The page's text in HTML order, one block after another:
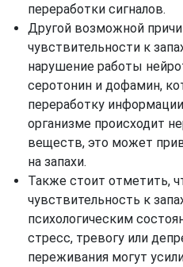
переработки сигналов.
Другой возможной
чувствительности к
нарушение работы
серотонин и дофамин,
переработку
организме происходит
веществ, это может
на запахи.
Также стоит отметить,
чувствительность к
психологическим
стресс, тревогу или
переживания могут